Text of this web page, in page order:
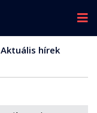
Aktuális hírek